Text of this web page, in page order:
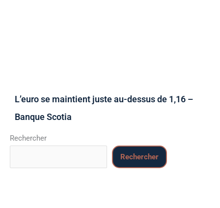
L’euro se maintient juste au-dessus de 1,16 –
Banque Scotia
Rechercher
Rechercher